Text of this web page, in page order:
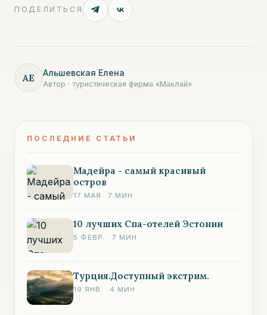
ПОДЕЛИТЬСЯ
АЕ Альшевская Елена
Автор · туристическая фирма «Маклай»
ПОСЛЕДНИЕ СТАТЬИ
Мадейра - самый красивый
остров
17 МАЯ ·7 МИН
10 лучших Спа-отелей Эстонии
5 ФЕВР. ·7 МИН
Турция.Доступный экстрим.
19 ЯНВ. · 4 МИН